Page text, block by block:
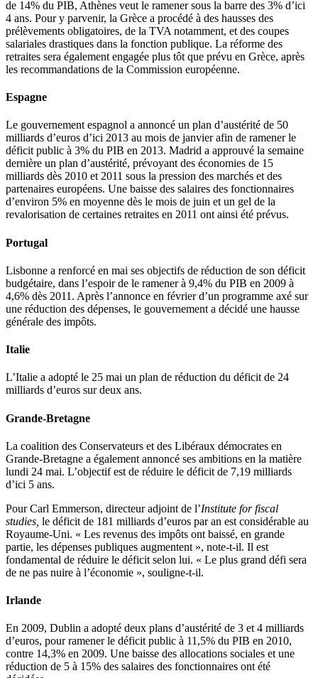
de 14% du PIB, Athènes veut le ramener sous la barre des 3% d’ici
4 ans. Pour y parvenir, la Grèce a procédé à des hausses des
prélèvements obligatoires, de la TVA notamment, et des coupes
salariales drastiques dans la fonction publique. La réforme des
retraites sera également engagée plus tôt que prévu en Grèce, après
les recommandations de la Commission européenne.
Espagne
Le gouvernement espagnol a annoncé un plan d’austérité de 50
milliards d’euros d’ici 2013 au mois de janvier afin de ramener le
déficit public à 3% du PIB en 2013. Madrid a approuvé la semaine
dernière un plan d’austérité, prévoyant des économies de 15
milliards dès 2010 et 2011 sous la pression des marchés et des
partenaires européens. Une baisse des salaires des fonctionnaires
d’environ 5% en moyenne dès le mois de juin et un gel de la
revalorisation de certaines retraites en 2011 ont ainsi été prévus.
Portugal
Lisbonne a renforcé en mai ses objectifs de réduction de son déficit
budgétaire, dans l’espoir de le ramener à 9,4% du PIB en 2009 à
4,6% dès 2011. Après l’annonce en février d’un programme axé sur
une réduction des dépenses, le gouvernement a décidé une hausse
générale des impôts.
Italie
L’Italie a adopté le 25 mai un plan de réduction du déficit de 24
milliards d’euros sur deux ans.
Grande-Bretagne
La coalition des Conservateurs et des Libéraux démocrates en
Grande-Bretagne a également annoncé ses ambitions en la matière
lundi 24 mai. L’objectif est de réduire le déficit de 7,19 milliards
d’ici 5 ans.
Pour Carl Emmerson, directeur adjoint de l’Institute for fiscal
studies, le déficit de 181 milliards d’euros par an est considérable au
Royaume-Uni. « Les revenus des impôts ont baissé, en grande
partie, les dépenses publiques augmentent », note-t-il. Il est
fondamental de réduire le déficit selon lui. « Le plus grand défi sera
de ne pas nuire à l’économie », souligne-t-il.
Irlande
En 2009, Dublin a adopté deux plans d’austérité de 3 et 4 milliards
d’euros, pour ramener le déficit public à 11,5% du PIB en 2010,
contre 14,3% en 2009. Une baisse des allocations sociales et une
réduction de 5 à 15% des salaires des fonctionnaires ont été